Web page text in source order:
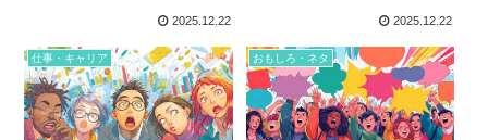
2025.12.22 2025.12.22
仕事・キャリア おもしろ・ネタ